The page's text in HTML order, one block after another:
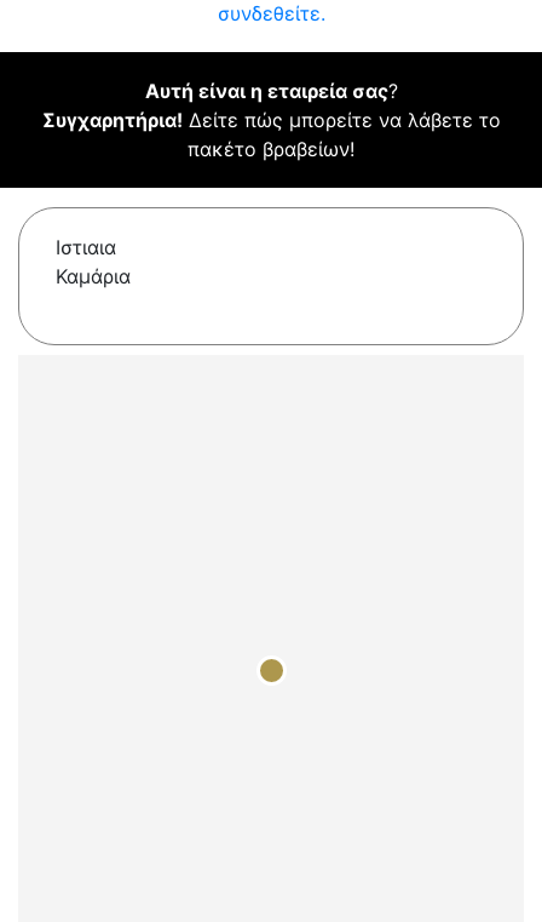
συνδεθείτε.
Αυτή είναι η εταιρεία σας?
Συγχαρητήρια! Δείτε πώς μπορείτε να λάβετε το
πακέτο βραβείων!
Ιστιαια
Καμάρια